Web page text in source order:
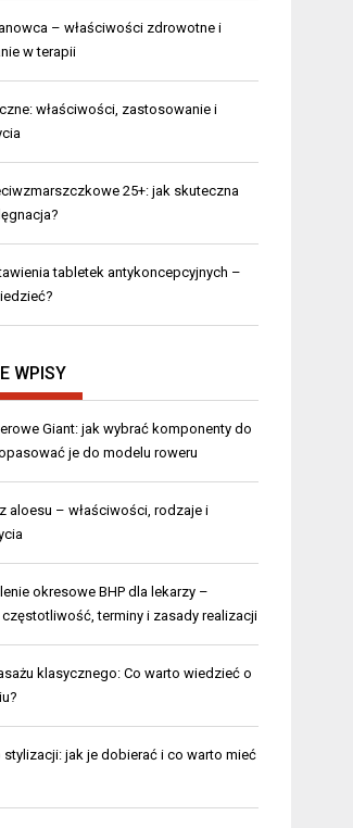
– właściwości zdrowotne i
w terapii
właściwości, zastosowanie i
25+: jak skuteczna
tabletek antykoncepcyjnych –
WPISY
Giant: jak wybrać komponenty do
je do modelu roweru
aloesu – właściwości, rodzaje i
okresowe BHP dla lekarzy –
terminy i zasady realizacji
klasycznego: Co warto wiedzieć o
jak je dobierać i co warto mieć